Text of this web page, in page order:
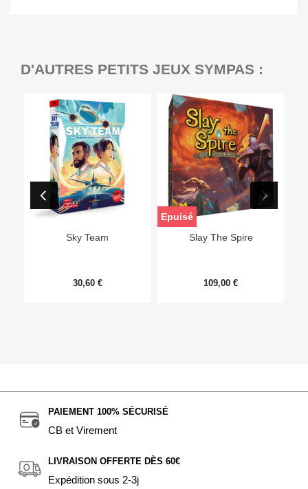
D'AUTRES PETITS JEUX SYMPAS :
Sky Team
30,60 €
Slay The Spire
109,00 €
Epuisé
PAIEMENT 100% SÉCURISÉ
CB et Virement
LIVRAISON OFFERTE DÈS 60€
Expédition sous 2-3j